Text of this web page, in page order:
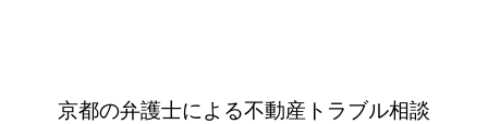
京都の弁護士による不動産トラブル相談